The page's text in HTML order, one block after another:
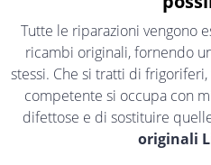
Tutte le riparazioni vengono
ricambi originali, fornendo
stessi. Che si tratti di
competente si occupa con
difettose e di sostituire
originali